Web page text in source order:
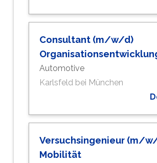
Consultant (m/w/d)
Automotive
Karlsfeld bei München
Versuchsingenieur (m/
Mobilität